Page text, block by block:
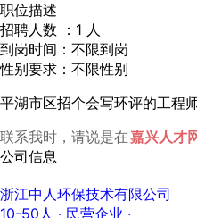
职位描述
招聘人数 ：1 人
到岗时间：不限到岗
性别要求：不限性别
平湖市区招个会写环评的工程
联系我时，请说是在嘉兴人才
公司信息
浙江中人环保技术有限公司
10-50人 · 民营企业 ·